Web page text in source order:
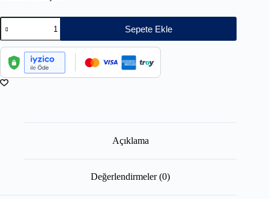
Sepete Ekle
Açıklama
Değerlendirmeler (0)